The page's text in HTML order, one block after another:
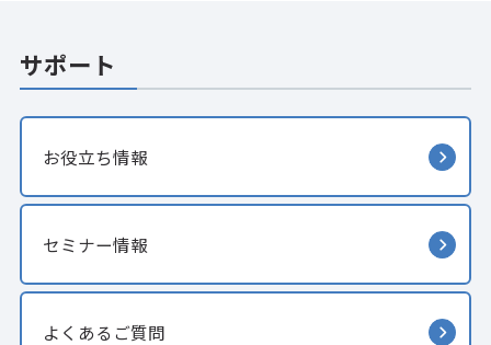
サポート
お役立ち情報
セミナー情報
よくあるご質問